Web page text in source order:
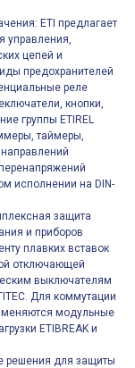
ETI предлагает
управления,
цепей и
предохранителей
реле
кнопки,
группы ETIREL
таймеры,
исполнении на DIN-
защита
и приборов
плавких вставок
отключающей
выключателям
Для коммутации
модульные
ETIBREAK и
решения для защиты